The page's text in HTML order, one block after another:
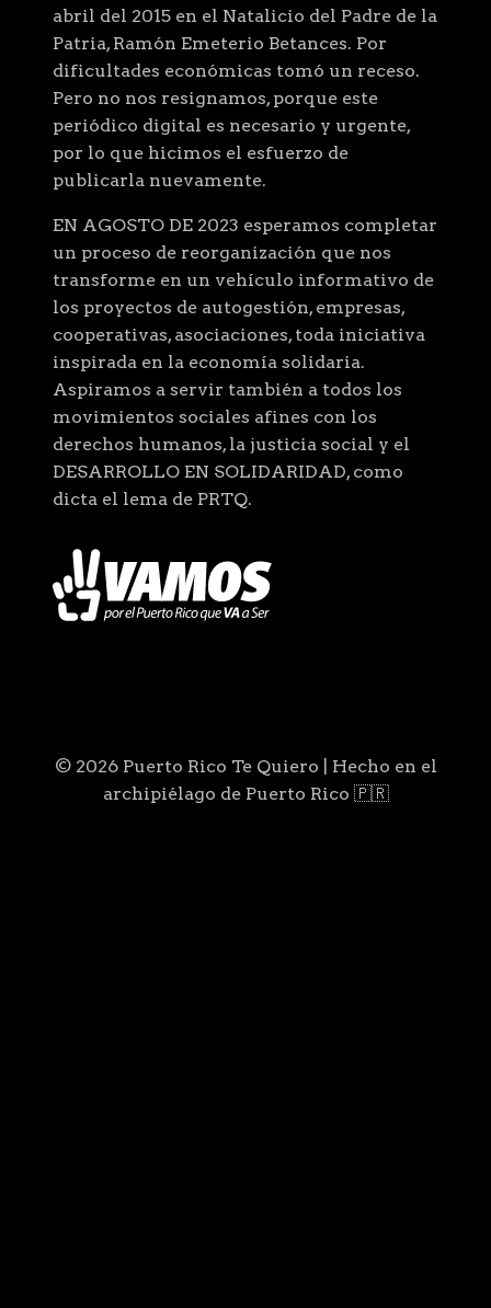
abril del 2015 en el Natalicio del Padre de la
Patria, Ramón Emeterio Betances. Por
dificultades económicas tomó un receso.
Pero no nos resignamos, porque este
periódico digital es necesario y urgente,
por lo que hicimos el esfuerzo de
publicarla nuevamente.
EN AGOSTO DE 2023 esperamos completar
un proceso de reorganización que nos
transforme en un vehículo informativo de
los proyectos de autogestión, empresas,
cooperativas, asociaciones, toda iniciativa
inspirada en la economía solidaria.
Aspiramos a servir también a todos los
movimientos sociales afines con los
derechos humanos, la justicia social y el
DESARROLLO EN SOLIDARIDAD, como
dicta el lema de PRTQ.
© 2026 Puerto Rico Te Quiero | Hecho en el
archipiélago de Puerto Rico 🇵🇷